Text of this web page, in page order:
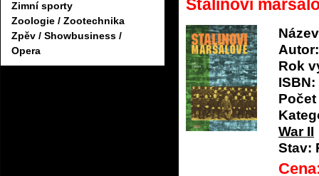
Zimní sporty
Zoologie / Zootechnika
Zpěv / Showbusiness /
Opera
Stalinovi
Autor:
Rok
ISBN:
War II
Stav: